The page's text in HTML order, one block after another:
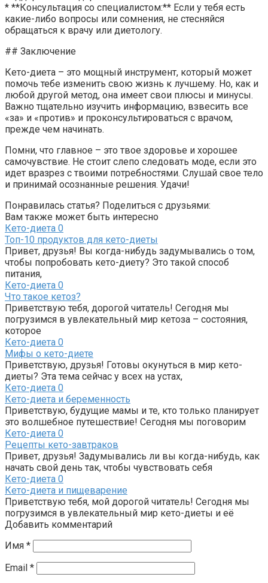
* **Консультация со специалистом:** Если у тебя есть
какие-либо вопросы или сомнения, не стесняйся
обращаться к врачу или диетологу.
## Заключение
Кето-диета – это мощный инструмент, который может
помочь тебе изменить свою жизнь к лучшему. Но, как и
любой другой метод, она имеет свои плюсы и минусы.
Важно тщательно изучить информацию, взвесить все
«за» и «против» и проконсультироваться с врачом,
прежде чем начинать.
Помни, что главное – это твое здоровье и хорошее
самочувствие. Не стоит слепо следовать моде, если это
идет вразрез с твоими потребностями. Слушай свое тело
и принимай осознанные решения. Удачи!
Понравилась статья? Поделиться с друзьями:
Вам также может быть интересно
Кето-диета 0
Топ-10 продуктов для кето-диеты
Привет, друзья! Вы когда-нибудь задумывались о том,
чтобы попробовать кето-диету? Это такой способ
питания,
Кето-диета 0
Что такое кетоз?
Приветствую тебя, дорогой читатель! Сегодня мы
погрузимся в увлекательный мир кетоза – состояния,
которое
Кето-диета 0
Мифы о кето-диете
Приветствую, друзья! Готовы окунуться в мир кето-
диеты? Эта тема сейчас у всех на устах,
Кето-диета 0
Кето-диета и беременность
Приветствую, будущие мамы и те, кто только планирует
это волшебное путешествие! Сегодня мы поговорим
Кето-диета 0
Рецепты кето-завтраков
Привет, друзья! Задумывались ли вы когда-нибудь, как
начать свой день так, чтобы чувствовать себя
Кето-диета 0
Кето-диета и пищеварение
Приветствую тебя, мой дорогой читатель! Сегодня мы
погрузимся в увлекательный мир кето-диеты и её
Добавить комментарий
Имя *
Email *